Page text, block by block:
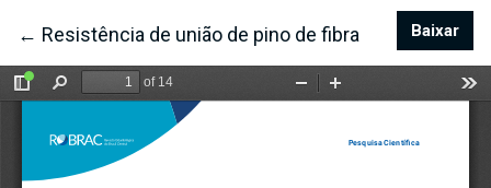
← Voltar aos Detalhes do Artigo
Resistência de união de pino de fibra de vidroBaixar